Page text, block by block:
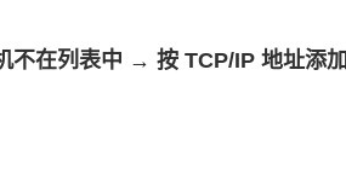
不在列表中 → 按 TCP/IP 地址添加